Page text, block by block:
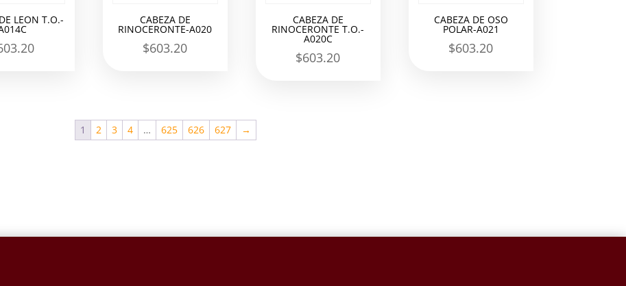
LEON T.O.- CABEZA DE
RINOCERONTE-A020
$603.20
CABEZA DE
RINOCERONTE T.O.-
A020C
$603.20
CABEZA DE OSO
POLAR-A021
$603.20
1 2 3 4 … 625 626 627 →